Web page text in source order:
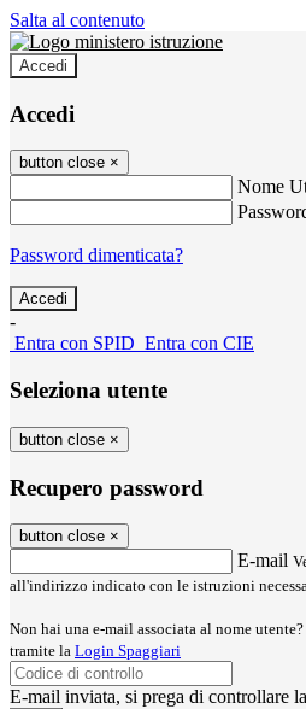
Salta al contenuto
Accedi
Accedi
button close ×
Nome
Password dimenticata?
-
Entra con SPID Entra con CIE
Seleziona utente
button close ×
Recupero password
button close ×
E-mail
all'indirizzo indicato con le istruzioni
Non hai una e-mail associata al nome
tramite la Login Spaggiari
E-mail inviata, si prega di controllare